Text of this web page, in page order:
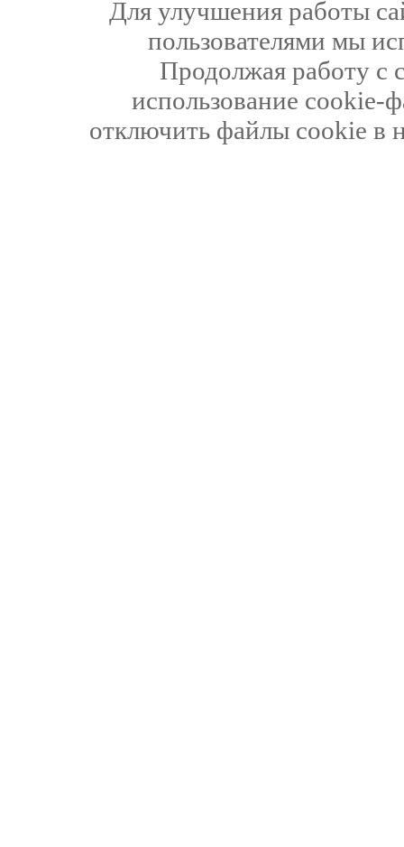
Для улучшения работы
пользователями мы
Продолжая работу с
использование cookie-
отключить файлы cookie в